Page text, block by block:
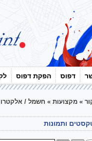
דפוס הפקת דפוס
» מקצועות » חשמל /
ותמונות